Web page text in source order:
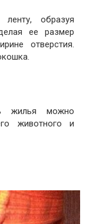
ленту, образуя
ее размер
отверстия.
жилья можно
животного и